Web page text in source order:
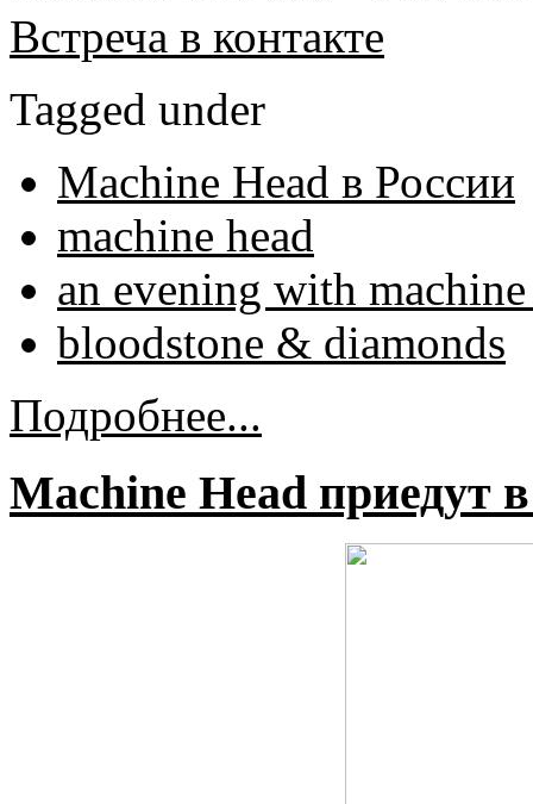
Встреча в контакте
Tagged under
Machine Head в России
machine head
an evening with machine
bloodstone & diamonds
Подробнее...
Machine Head приедут